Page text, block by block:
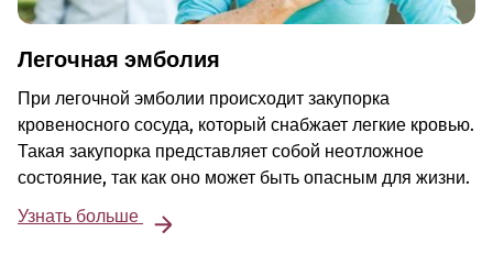
Легочная эмболия
При легочной эмболии происходит закупорка
кровеносного сосуда, который снабжает легкие кровью.
Такая закупорка представляет собой неотложное
состояние, так как оно может быть опасным для жизни.
Узнать больше